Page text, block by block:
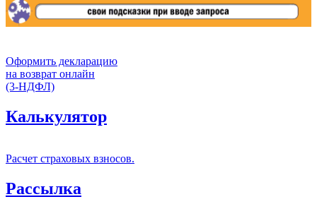
Оформить декларацию
на возврат онлайн
(3-НДФЛ)
Калькулятор
Расчет страховых взносов.
Рассылка